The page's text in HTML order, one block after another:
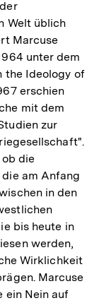
Welt üblich
Marcuse
unter dem
the Ideology of
erschien
mit dem
zur
die
am Anfang
in den
bis heute in
werden,
Wirklichkeit
Marcuse
ein Nein auf